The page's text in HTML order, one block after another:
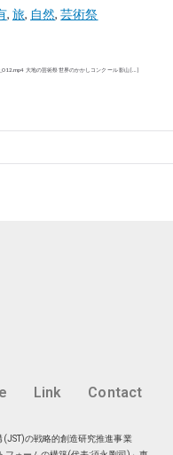
, 旅, 自然,芸術祭
大地の芸術祭 世界のかかしコンクール 影山 […]
Link Contact
の戦略的創造研究推進事業